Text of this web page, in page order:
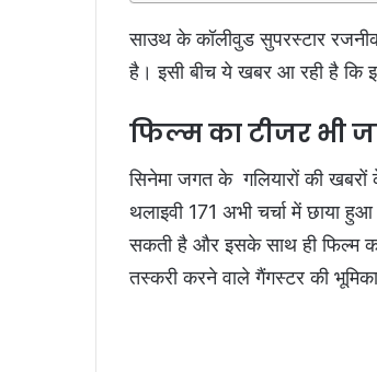
साउथ के कॉलीवुड सुपरस्टार
है। इसी बीच ये खबर आ रही है कि
फिल्म का टीजर भी
सिनेमा जगत के गलियारों की खबरों
थलाइवी 171 अभी चर्चा में छाया
सकती है और इसके साथ ही फिल्म
तस्करी करने वाले गैंगस्टर की